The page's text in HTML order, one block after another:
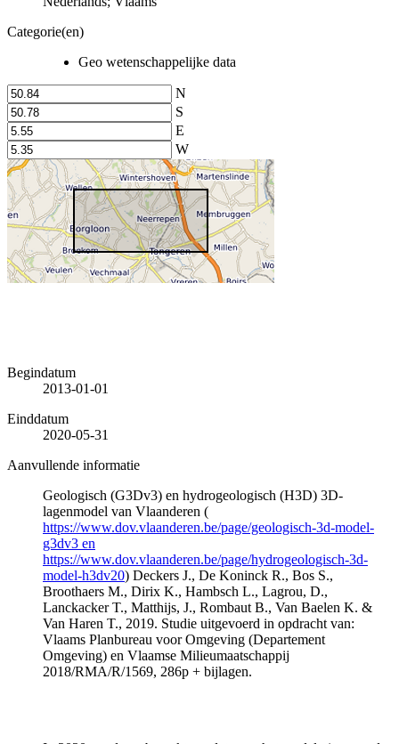
Categorie(en)
Geo wetenschappelijke data
N
S
E
W
Begindatum
2013-01-01
Einddatum
2020-05-31
Aanvullende informatie
Geologisch (G3Dv3) en hydrogeologisch (H3D) 3D-
lagenmodel van Vlaanderen (
https://www.dov.vlaanderen.be/page/geologisch-3d-model-
g3dv3 en
https://www.dov.vlaanderen.be/page/hydrogeologisch-3d-
model-h3dv20) Deckers J., De Koninck R., Bos S.,
Broothaers M., Dirix K., Hambsch L., Lagrou, D.,
Lanckacker T., Matthijs, J., Rombaut B., Van Baelen K. &
Van Haren T., 2019. Studie uitgevoerd in opdracht van:
Vlaams Planbureau voor Omgeving (Departement
Omgeving) en Vlaamse Milieumaatschappij
2018/RMA/R/1569, 286p + bijlagen.